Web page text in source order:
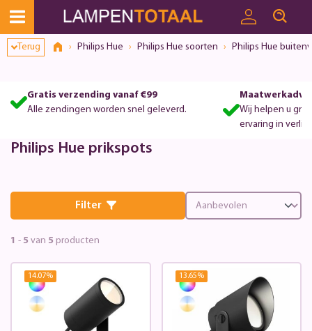
Terug Philips Hue Philips Hue soorten Philips Hue
Gratis verzending vanaf €99
Alle zendingen worden snel geleverd.
Wij helpen u
ervaring in
Philips Hue prikspots
Filter
1 - 5 van 5 producten
14.07% 13.65%